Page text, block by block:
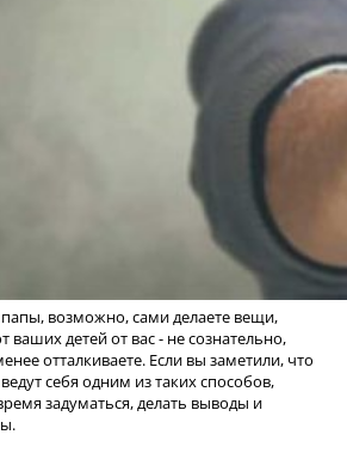
возможно, сами делаете вещи,
ваших детей от вас - не сознательно,
отталкиваете. Если вы заметили, что
себя одним из таких способов,
задуматься, делать выводы и